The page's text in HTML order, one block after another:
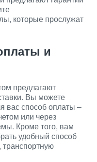
которые прослужат
и
предлагают
Вы можете
вас способ оплаты –
или через
Кроме того, вам
удобный способ
транспортную